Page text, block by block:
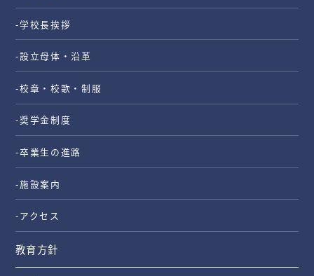
-学校長挨拶
-設立母体・沿革
-校章・校歌・制服
-奨学金制度
-卒業生の進路
-施設案内
-アクセス
教育方針